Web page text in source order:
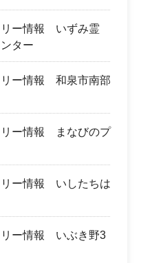
リー情報 いずみ霊
ター
リー情報 和泉市南部
リー情報 まなびのプ
リー情報 いしたちは
リー情報 いぶき野3